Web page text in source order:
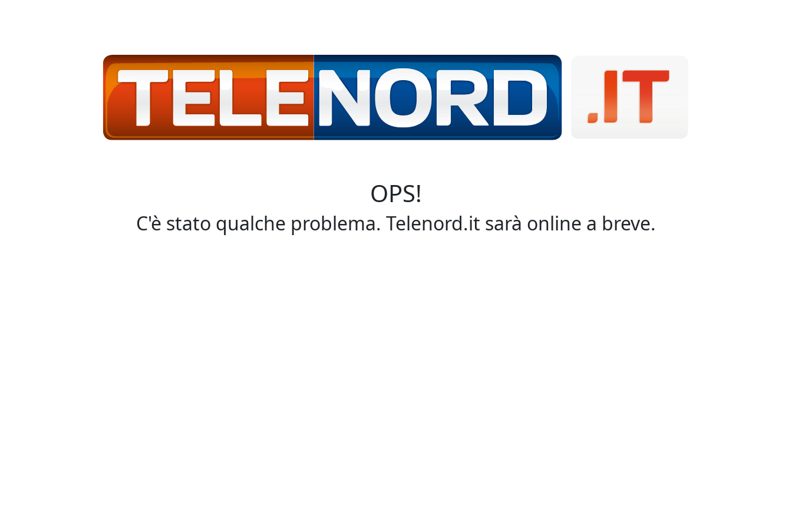
OPS!
C'è stato qualche problema. Telenord.it sarà online a breve.